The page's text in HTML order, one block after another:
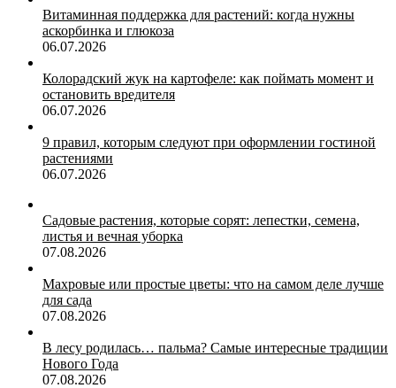
Витаминная поддержка для растений: когда нужны
аскорбинка и глюкоза
06.07.2026
Колорадский жук на картофеле: как поймать момент и
остановить вредителя
06.07.2026
9 правил, которым следуют при оформлении гостиной
растениями
06.07.2026
Садовые растения, которые сорят: лепестки, семена,
листья и вечная уборка
07.08.2026
Махровые или простые цветы: что на самом деле лучше
для сада
07.08.2026
В лесу родилась… пальма? Самые интересные традиции
Нового Года
07.08.2026